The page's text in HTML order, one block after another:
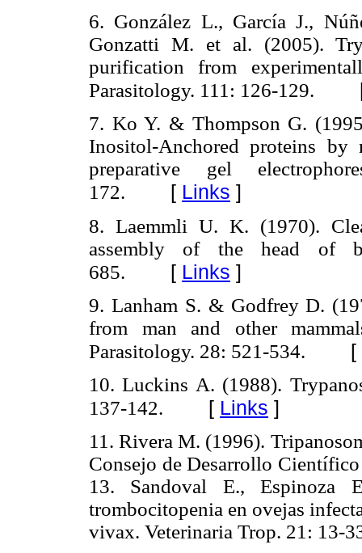
6. González L., García J.,
Gonzatti M. et al. (2005).
purification from
Parasitology. 111: 126-129.
7. Ko Y. & Thompson G.
Inositol-Anchored proteins
preparative gel
172. [ Links ]
8. Laemmli U. K. (1970).
assembly of the head of
685. [ Links ]
9. Lanham S. & Godfrey D.
from man and other
Parasitology. 28: 521-534. [
10. Luckins A. (1988).
137-142. [ Links ]
11. Rivera M. (1996).
Consejo de Desarrollo
13. Sandoval E.,
trombocitopenia en ovejas
vivax. Veterinaria Trop. 21: 13-